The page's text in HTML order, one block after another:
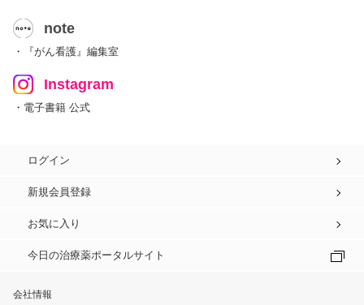
note
・『がん看護』編集室
Instagram
・電子書籍 公式
ログイン
新規会員登録
お気に入り
今日の治療薬ポータルサイト
会社情報